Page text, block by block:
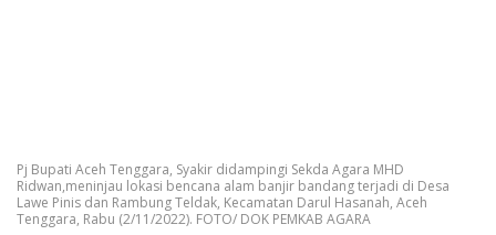
Pj Bupati Aceh Tenggara, Syakir didampingi Sekda Agara MHD
Ridwan,meninjau lokasi bencana alam banjir bandang terjadi di Desa
Lawe Pinis dan Rambung Teldak, Kecamatan Darul Hasanah, Aceh
Tenggara, Rabu (2/11/2022). FOTO/ DOK PEMKAB AGARA